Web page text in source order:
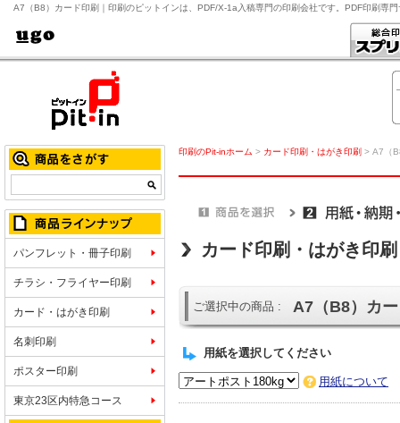
A7（B8）カード印刷｜印刷のピットインは、PDF/X-1a入稿専門の印刷会社です。PDF印刷専
パンフレット・冊子印刷
チラシ・フライヤー印刷
カード・はがき印刷
名刺印刷
ポスター印刷
東京23区内特急コース
印刷のPit-inホーム > カード印刷・はがき印刷 > A7（
カード印刷・はがき印刷
ご選択中の商品 : A7（B8）カ
用紙を選択してください
用紙について